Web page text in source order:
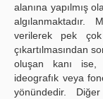
alanına yapılmış
algılanmaktadır.
verilerek pek çok
çıkartılmasından
oluşan kanı ise,
ideografık veya
yönündedir.